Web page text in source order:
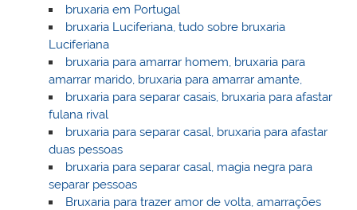
bruxaria em Portugal
bruxaria Luciferiana, tudo sobre bruxaria
Luciferiana
bruxaria para amarrar homem, bruxaria para
amarrar marido, bruxaria para amarrar amante,
bruxaria para separar casais, bruxaria para afastar
fulana rival
bruxaria para separar casal, bruxaria para afastar
duas pessoas
bruxaria para separar casal, magia negra para
separar pessoas
Bruxaria para trazer amor de volta, amarrações